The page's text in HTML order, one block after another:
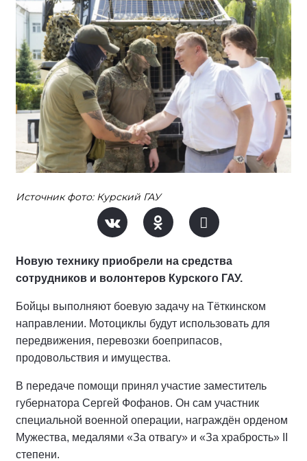
Источник фото: Курский ГАУ
Новую технику приобрели на средства
сотрудников и волонтеров Курского ГАУ.
Бойцы выполняют боевую задачу на Тёткинском
направлении. Мотоциклы будут использовать для
передвижения, перевозки боеприпасов,
продовольствия и имущества.
В передаче помощи принял участие заместитель
губернатора Сергей Фофанов. Он сам участник
специальной военной операции, награждён орденом
Мужества, медалями «За отвагу» и «За храбрость» II
степени.